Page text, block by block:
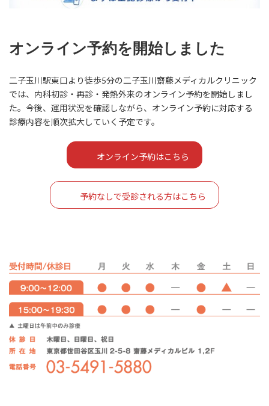
オンライン予約を開始しました
二子玉川駅東口より徒歩5分の二子玉川齋藤メディカルクリニック
では、内科初診・再診・発熱外来のオンライン予約を開始しまし
た。今後、運用状況を確認しながら、オンライン予約に対応する
診療内容を順次拡大していく予定です。
オンライン予約はこちら
予約なしで受診される方はこちら